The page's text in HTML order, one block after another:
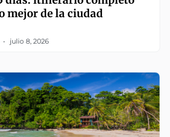
mejor de la ciudad
julio 8, 2026